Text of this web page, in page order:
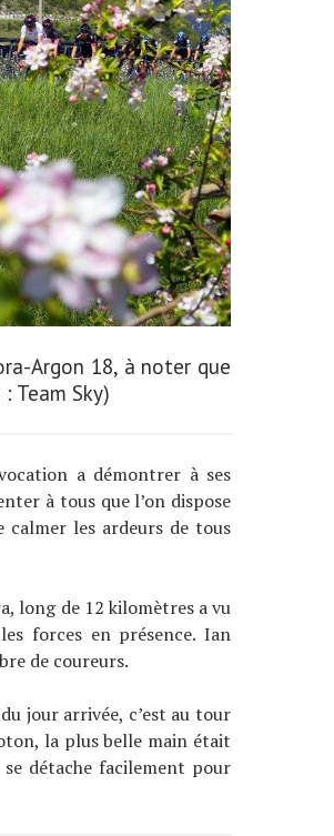
Argon 18, à noter que
Team Sky)
a démontrer à ses
à tous que l’on dispose
les ardeurs de tous
long de 12 kilomètres a vu
forces en présence. Ian
de coureurs.
jour arrivée, c’est au tour
la plus belle main était
détache facilement pour